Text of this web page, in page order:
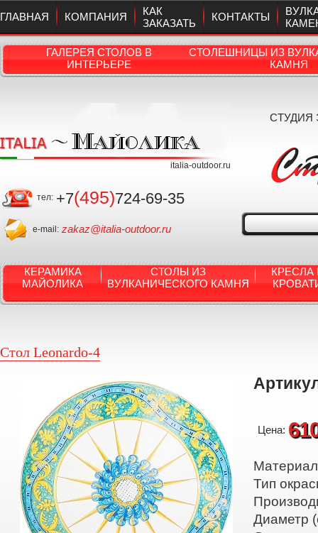
ГЛАВНАЯ КОМПАНИЯ
КАК
ЗАКАЗАТЬ
КОНТАКТЫ
ГАЛЕРЕЯ СТОЛОВ В
ИНТЕРЬЕРЕ
СТОЛЕШНИЦЫ ИЗ
КАМНЯ
italia-outdoor.ru
тел: +7(495)724-69-35
e-mail: zakaz@italia-outdoor.ru
СТУДИЯ
КЕРАМИКА
МАЙОЛИКА
СТОЛЫ ИЗ
ВУЛКАНИЧЕСКОГО КАМНЯ
КРЕСЛА
Стол Leonardo-4
Цена:
Тип
Диаметр